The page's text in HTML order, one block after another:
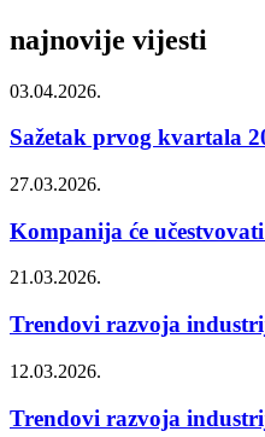
najnovije vijesti
03.04.2026.
Sažetak prvog kvartala
27.03.2026.
Kompanija će
21.03.2026.
Trendovi razvoja
12.03.2026.
Trendovi razvoja